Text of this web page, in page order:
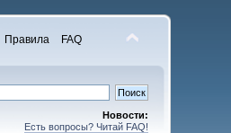
Правила FAQ
Новости:
Есть вопросы? Читай FAQ!